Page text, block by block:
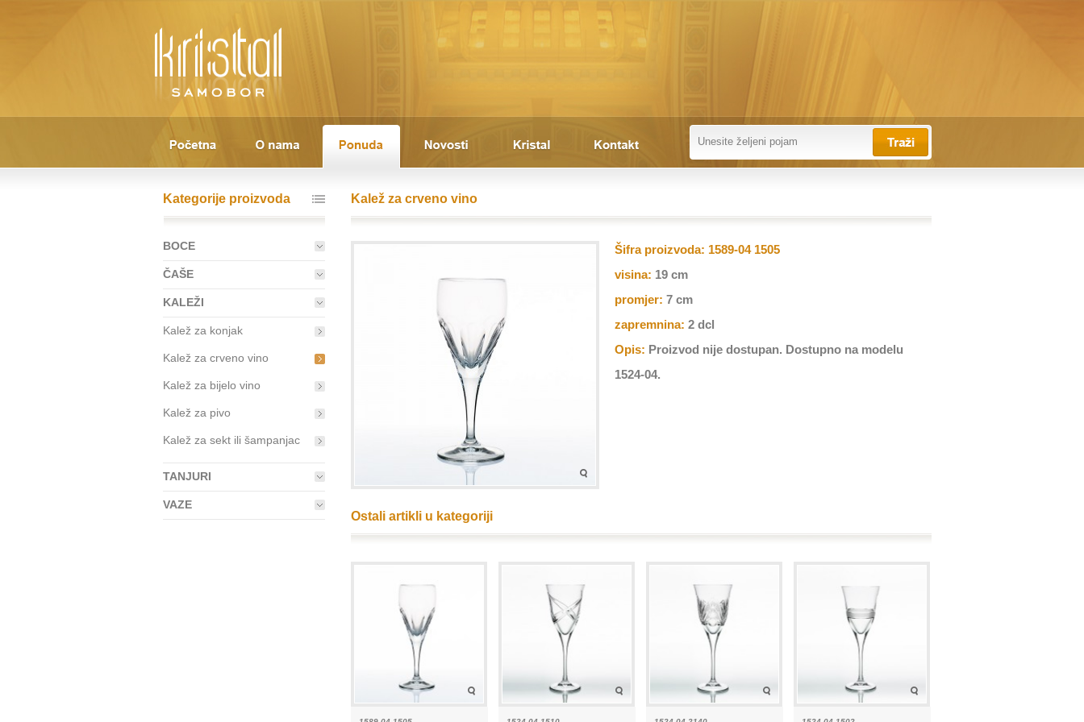
Kategorije proizvoda
BOCE
ČAŠE
KALEŽI
Kalež za konjak
Kalež za crveno vino
Kalež za bijelo vino
Kalež za pivo
Kalež za sekt ili šampanjac
TANJURI
VAZE
Kalež za crveno vino
Šifra proizvoda: 1589-04 1505
visina: 19 cm
promjer: 7 cm
zapremnina: 2 dcl
Opis: Proizvod nije dostupan. Dostupno na modelu
1524-04.
Ostali artikli u kategoriji